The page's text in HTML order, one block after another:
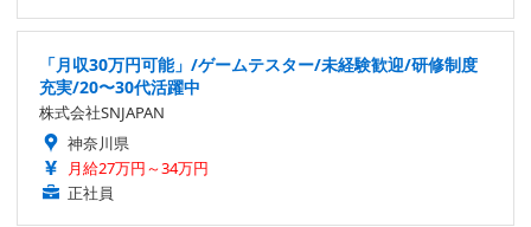
「月収30万円可能」/ゲームテスター/未経験歓迎/研修制度
充実/20〜30代活躍中
株式会社SNJAPAN
神奈川県
月給27万円～34万円
正社員